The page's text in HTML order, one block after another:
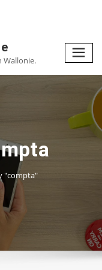
Wallonie.
"compta"